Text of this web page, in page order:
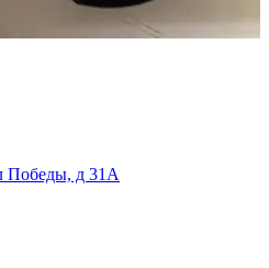
Победы, д 31А